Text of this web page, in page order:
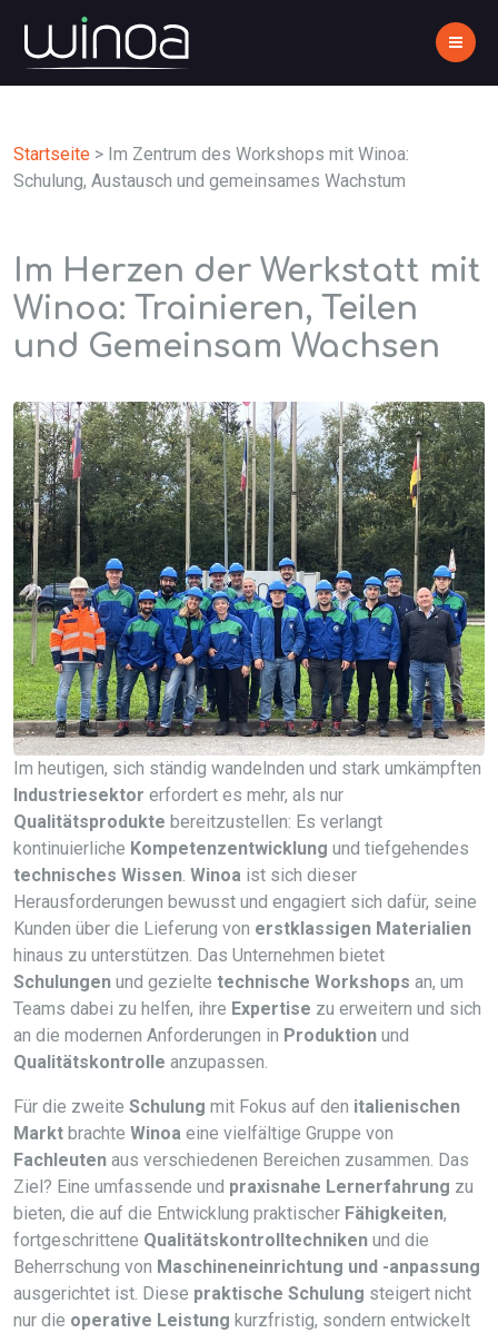
Startseite > Im Zentrum des Workshops mit Winoa:
Schulung, Austausch und gemeinsames Wachstum
Im Herzen der Werkstatt mit
Winoa: Trainieren, Teilen
und Gemeinsam Wachsen
Im heutigen, sich ständig wandelnden und stark umkämpften
Industriesektor erfordert es mehr, als nur
Qualitätsprodukte bereitzustellen: Es verlangt
kontinuierliche Kompetenzentwicklung und tiefgehendes
technisches Wissen. Winoa ist sich dieser
Herausforderungen bewusst und engagiert sich dafür, seine
Kunden über die Lieferung von erstklassigen Materialien
hinaus zu unterstützen. Das Unternehmen bietet
Schulungen und gezielte technische Workshops an, um
Teams dabei zu helfen, ihre Expertise zu erweitern und sich
an die modernen Anforderungen in Produktion und
Qualitätskontrolle anzupassen.
Für die zweite Schulung mit Fokus auf den italienischen
Markt brachte Winoa eine vielfältige Gruppe von
Fachleuten aus verschiedenen Bereichen zusammen. Das
Ziel? Eine umfassende und praxisnahe Lernerfahrung zu
bieten, die auf die Entwicklung praktischer Fähigkeiten,
fortgeschrittene Qualitätskontrolltechniken und die
Beherrschung von Maschineneinrichtung und -anpassung
ausgerichtet ist. Diese praktische Schulung steigert nicht
nur die operative Leistung kurzfristig, sondern entwickelt